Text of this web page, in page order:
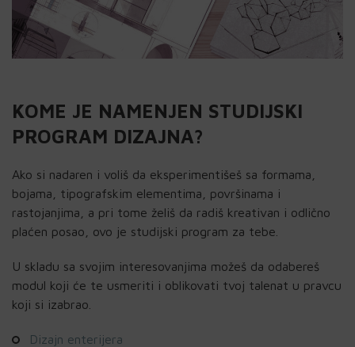
KOME JE NAMENJEN STUDIJSKI
PROGRAM DIZAJNA?
Ako si nadaren i voliš da eksperimentišeš sa formama,
bojama, tipografskim elementima, površinama i
rastojanjima, a pri tome želiš da radiš kreativan i odlično
plaćen posao, ovo je studijski program za tebe.
U skladu sa svojim interesovanjima možeš da odabereš
modul koji će te usmeriti i oblikovati tvoj talenat u pravcu
koji si izabrao.
Dizajn enterijera